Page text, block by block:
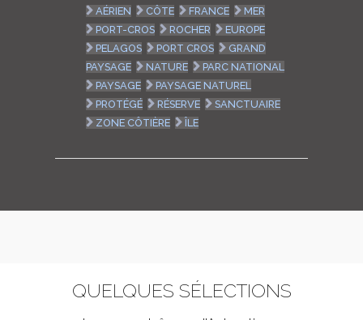
AÉRIEN CÔTE FRANCE
MER
PORT-CROS
ROCHER
EUROPE
PELAGOS
PORT CROS
GRAND
PAYSAGE
NATURE
PARC NATIONAL
PAYSAGE
PAYSAGE NATUREL
PROTÉGÉ
RÉSERVE
SANCTUAIRE
ZONE CÔTIÈRE
ÎLE
QUELQUES SÉLECTIONS